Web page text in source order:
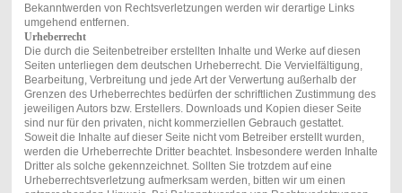
Bekanntwerden von Rechtsverletzungen werden wir derartige Links
umgehend entfernen.
Urheberrecht
Die durch die Seitenbetreiber erstellten Inhalte und Werke auf diesen
Seiten unterliegen dem deutschen Urheberrecht. Die Vervielfältigung,
Bearbeitung, Verbreitung und jede Art der Verwertung außerhalb der
Grenzen des Urheberrechtes bedürfen der schriftlichen Zustimmung des
jeweiligen Autors bzw. Erstellers. Downloads und Kopien dieser Seite
sind nur für den privaten, nicht kommerziellen Gebrauch gestattet.
Soweit die Inhalte auf dieser Seite nicht vom Betreiber erstellt wurden,
werden die Urheberrechte Dritter beachtet. Insbesondere werden Inhalte
Dritter als solche gekennzeichnet. Sollten Sie trotzdem auf eine
Urheberrechtsverletzung aufmerksam werden, bitten wir um einen